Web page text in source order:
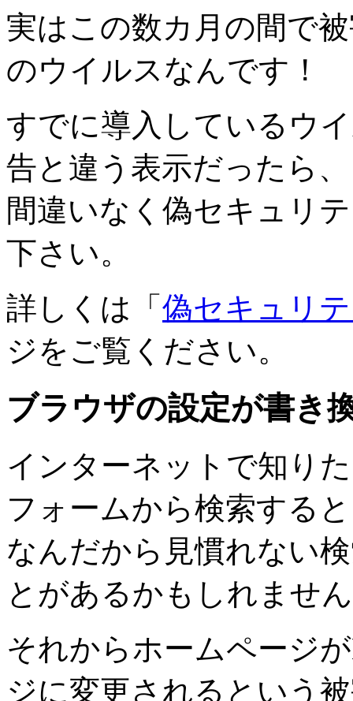
実はこの数カ月の間で
のウイルスなんです！
すでに導入しているウ
告と違う表示だったら、
間違いなく偽セキュリ
下さい。
詳しくは「 偽セキュリ
ジをご覧ください。
ブラウザの設定が書き
インターネットで知り
フォームから検索する
なんだから見慣れない
とがあるかもしれませ
それからホームページ
ジに変更されるという